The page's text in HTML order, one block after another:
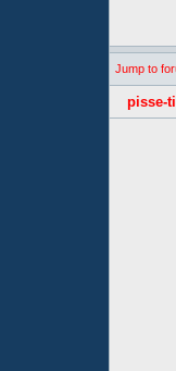
Jump to
pisse-